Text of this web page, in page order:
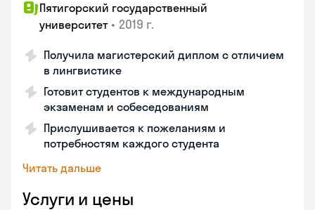
Пятигорский государственный
университет • 2019 г.
Получила магистерский диплом с отличием
в лингвистике
Готовит студентов к международным
экзаменам и собеседованиям
Прислушивается к пожеланиям и
потребностям каждого студента
Читать дальше
Услуги и цены